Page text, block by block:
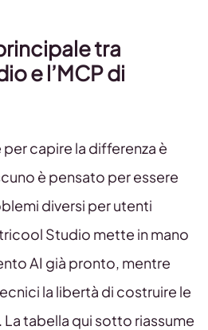
tra
e l’MCP di
capire la differenza è
è pensato per essere
diversi per utenti
Studio mette in mano
AI già pronto, mentre
la libertà di costruire le
tabella qui sotto riassume